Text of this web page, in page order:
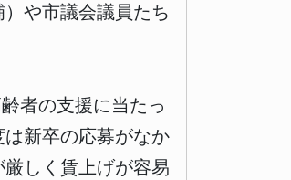
や市議会議員たち
者の支援に当たっ
新卒の応募がなか
しく賃上げが容易